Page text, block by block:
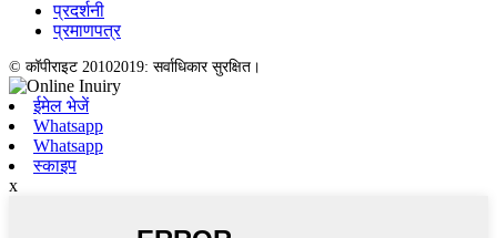
प्रदर्शनी
प्रमाणपत्र
© कॉपीराइट 20102019: सर्वाधिकार सुरक्षित।
ईमेल भेजें
Whatsapp
Whatsapp
स्काइप
x